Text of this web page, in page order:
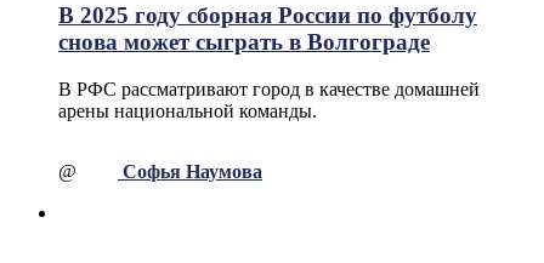
В 2025 году сборная России по футболу
снова может сыграть в Волгограде
В РФС рассматривают город в качестве домашней
арены национальной команды.
@ Софья Наумова